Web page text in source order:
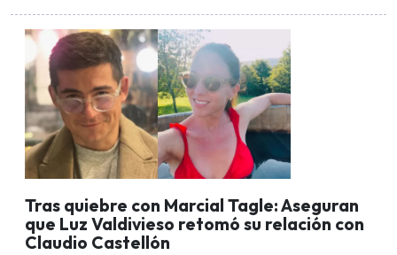
Tras quiebre con Marcial Tagle: Aseguran
que Luz Valdivieso retomó su relación con
Claudio Castellón